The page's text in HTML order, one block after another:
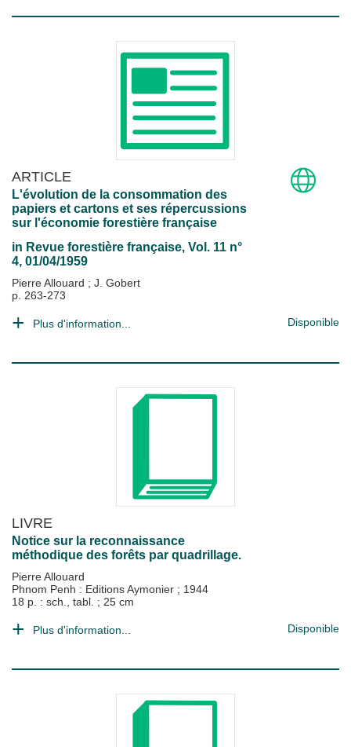
ARTICLE
L'évolution de la consommation des
papiers et cartons et ses répercussions
sur l'économie forestière française
in Revue forestière française, Vol. 11 n°
4, 01/04/1959
Pierre Allouard ; J. Gobert
p. 263-273
Plus d'information... Disponible
LIVRE
Notice sur la reconnaissance
méthodique des forêts par quadrillage.
Pierre Allouard
Phnom Penh : Editions Aymonier ; 1944
18 p. : sch., tabl. ; 25 cm
Plus d'information... Disponible